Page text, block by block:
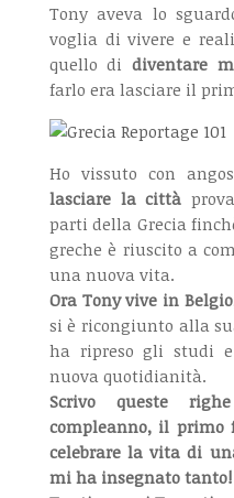
Tony aveva lo
voglia di vivere e
quello didiventare
farlo era lasciare il
Ho vissuto con
lasciare la città
parti della Grecia
greche è riuscito a
una nuova vita.
Ora Tony vive in Belgio
si è ricongiunto alla
ha ripreso gli studi
nuova quotidianità.
Scrivo queste
compleanno, il primo
celebrare la vita di
mi ha insegnato tanto!